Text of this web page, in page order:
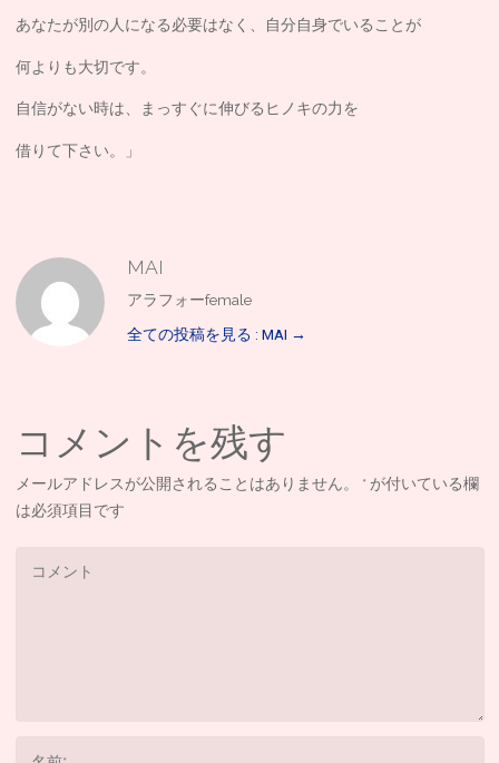
あなたが別の人になる必要はなく、自分自身でいることが
何よりも大切です。
自信がない時は、まっすぐに伸びるヒノキの力を
借りて下さい。」
MAI
アラフォーfemale
全ての投稿を見る : MAI →
コメントを残す
メールアドレスが公開されることはありません。 * が付いている欄
は必須項目です